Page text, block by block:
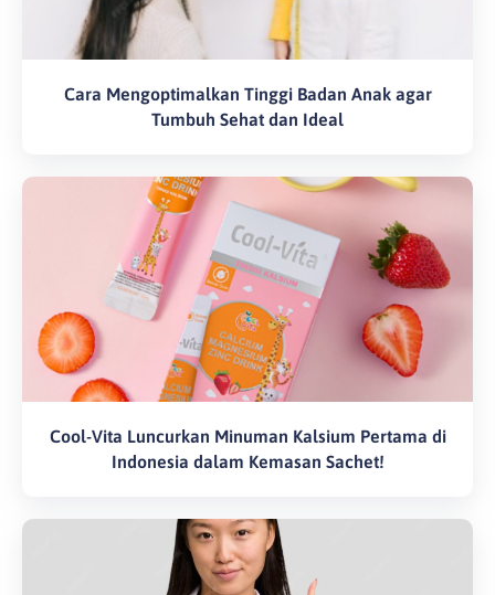
Cara Mengoptimalkan Tinggi Badan Anak agar
Tumbuh Sehat dan Ideal
Cool-Vita Luncurkan Minuman Kalsium Pertama di
Indonesia dalam Kemasan Sachet!